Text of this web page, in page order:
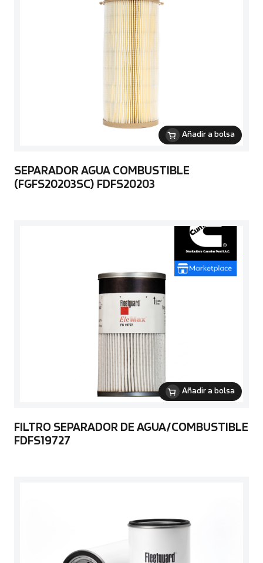
Añadir a bolsa
SEPARADOR AGUA COMBUSTIBLE
(FGFS20203SC) FDFS20203
Añadir a bolsa
FILTRO SEPARADOR DE AGUA/COMBUSTIBLE
FDFS19727